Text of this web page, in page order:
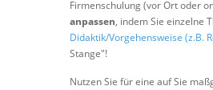
Firmenschulung (vor Ort oder
anpassen, indem Sie einzelne
Didaktik/Vorgehensweise (z.B.
Stange"!
Nutzen Sie für eine auf Sie